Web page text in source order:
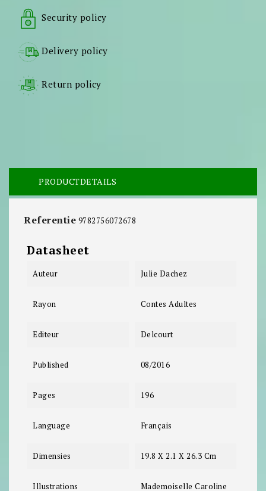
Security policy
Delivery policy
Return policy
PRODUCTDETAILS
Referentie 9782756072678
Datasheet
Auteur Julie Dachez
Rayon Contes Adultes
Editeur Delcourt
Published 08/2016
Pages 196
Language Français
Dimensies 19.8 X 2.1 X 26.3 Cm
Illustrations Mademoiselle Caroline